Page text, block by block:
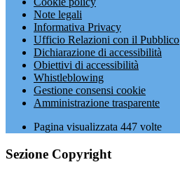
Note legali
Informativa Privacy
Ufficio Relazioni con il Pubblico
Dichiarazione di accessibilità
Obiettivi di accessibilità
Whistleblowing
Gestione consensi cookie
Amministrazione trasparente
Pagina visualizzata 447 volte
Sezione Copyright